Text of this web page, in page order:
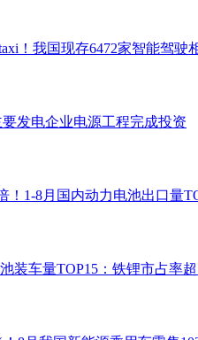
！我国现存6472家智能驾驶
发电企业电源工程完成投资
！1-8月国内动力电池出口量
装车量TOP15：铁锂市占率